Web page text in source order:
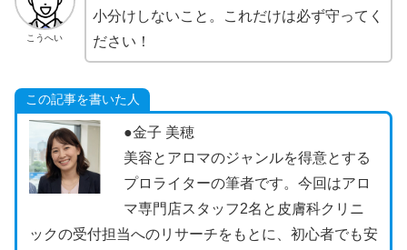
こうへい
小分けしないこと。これだけは必ず守ってく
ださい！
この記事を書いた人
●金子 美穂
美容とアロマのジャンルを得意とする
プロライターの筆者です。今回はアロ
マ専門店スタッフ2名と皮膚科クリニ
ックの受付担当へのリサーチをもとに、初心者でも安